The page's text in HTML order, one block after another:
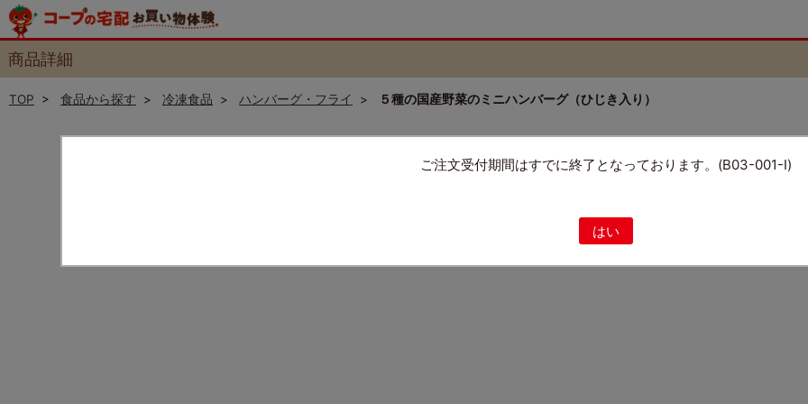
ご注文受付期間はすでに終了となっております。(B03-001-I)
はい
商品詳細
TOP > 食品から探す > 冷凍食品 > ハンバーグ・フライ > ５種の国産野菜のミニハンバーグ（ひじき入り）